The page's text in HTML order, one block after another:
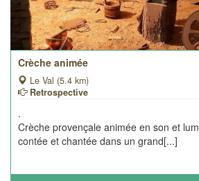
Crèche animée
Le Val (5.4 km)
Retrospective
.
Crèche provençale animée en son et
contée et chantée dans un grand[...]